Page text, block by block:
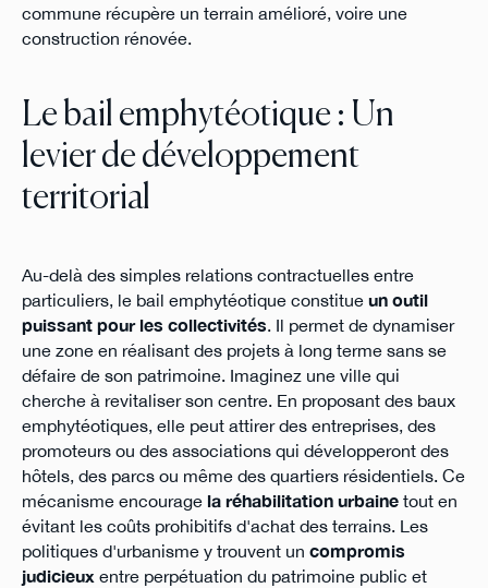
commune récupère un terrain amélioré, voire une
construction rénovée.
Le bail emphytéotique : Un
levier de développement
territorial
Au-delà des simples relations contractuelles entre
particuliers, le bail emphytéotique constitue un outil
puissant pour les collectivités. Il permet de dynamiser
une zone en réalisant des projets à long terme sans se
défaire de son patrimoine. Imaginez une ville qui
cherche à revitaliser son centre. En proposant des baux
emphytéotiques, elle peut attirer des entreprises, des
promoteurs ou des associations qui développeront des
hôtels, des parcs ou même des quartiers résidentiels. Ce
mécanisme encourage la réhabilitation urbainetout en
évitant les coûts prohibitifs d'achat des terrains. Les
politiques d'urbanisme y trouvent un compromis
judicieux entre perpétuation du patrimoine public et